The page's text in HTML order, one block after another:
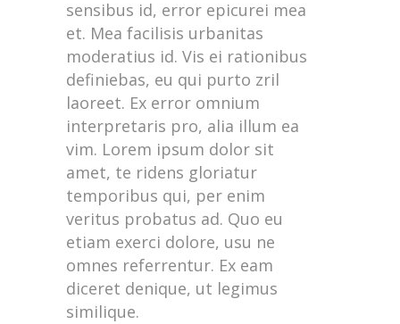
sensibus id, error epicurei mea
et. Mea facilisis urbanitas
moderatius id. Vis ei rationibus
definiebas, eu qui purto zril
laoreet. Ex error omnium
interpretaris pro, alia illum ea
vim. Lorem ipsum dolor sit
amet, te ridens gloriatur
temporibus qui, per enim
veritus probatus ad. Quo eu
etiam exerci dolore, usu ne
omnes referrentur. Ex eam
diceret denique, ut legimus
similique.